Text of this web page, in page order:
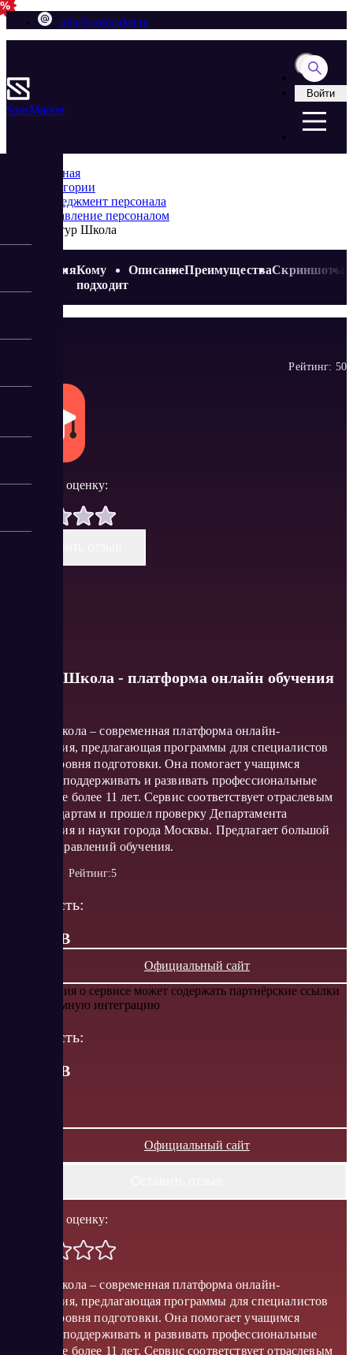
info@saasmarket.ru
SaasMarket
Войти
Главная
Категории
Менеджмент персонала
Управление персоналом
Контур Школа
АкцияКому
подходит
ОписаниеПреимуществаСкриншоты
Рейтинг: 50
Поставить оценку:
Контур Школа - платформа онлайн обучения
Контур Школа – современная платформа онлайн-
образования, предлагающая программы для специалистов
разного уровня подготовки. Она помогает учащимся
получать, поддерживать и развивать профессиональные
знания уже более 11 лет. Сервис соответствует отраслевым
профстандартам и прошел проверку Департамента
образования и науки города Москвы. Предлагает большой
выбор направлений обучения.
Рейтинг:5
Стоимость:
от 0 RUB
Официальный сайт
Информация о сервисе может содержать партнёрские ссылки
или рекламную интеграцию
Стоимость:
RUB
Официальный сайт
Поставить оценку:
Контур Школа – современная платформа онлайн-
образования, предлагающая программы для специалистов
разного уровня подготовки. Она помогает учащимся
получать, поддерживать и развивать профессиональные
знания уже более 11 лет. Сервис соответствует отраслевым